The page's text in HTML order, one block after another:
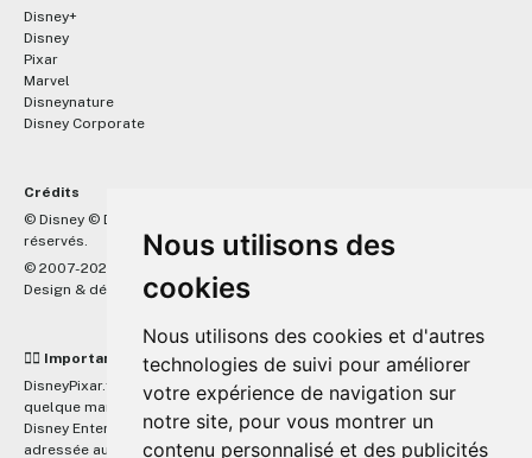
Nous utilisons des
cookies
Nous utilisons des cookies et d'autres
technologies de suivi pour améliorer
votre expérience de navigation sur
notre site, pour vous montrer un
contenu personnalisé et des publicités
Disney+
Disney
Pixar
Marvel
Disneynature
Disney Corporate
Crédits
© Disney © Disney/Pixar © &
réservés.
© 2007-2026 DisneyPixar.fr
Design & développement : MonsieurPaul
☝🏼 Important
DisneyPixar.fr est un site indépendant et n'est en aucun cas lié de
quelque manière que ce soit avec The Walt Disney Company, Pixar,
Disney Enterprises, Inc ou leurs dérivés ou associés. Toute demande
adressée aux studios Disney ou Pixar sera ignorée. Merci de votre